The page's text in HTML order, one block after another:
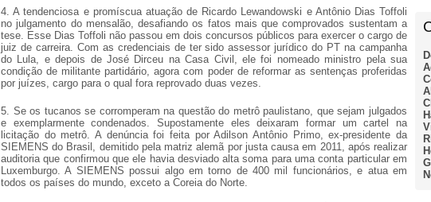
4.A tendenciosa e promíscua atuação de Ricardo Lewandowski e Antônio Dias Toffoli
no julgamento do mensalão, desafiando os fatos mais que comprovados sustentam a
tese. Esse Dias Toffoli não passou em dois concursos públicos para exercer o cargo de
juiz de carreira. Com as credenciais de ter sido assessor jurídico do PT na campanha
do Lula, e depois de José Dirceu na Casa Civil, ele foi nomeado ministro pela sua
condição de militante partidário, agora com poder de reformar as sentenças proferidas
por juízes, cargo para o qual fora reprovado duas vezes.
5. Se os tucanos se corromperam na questão do metrô paulistano, que sejam julgados
e exemplarmente condenados. Supostamente eles deixaram formar um cartel na
licitação do metrô. A denúncia foi feita por Adilson Antônio Primo, ex-presidente da
SIEMENS do Brasil, demitido pela matriz alemã por justa causa em 2011, após realizar
auditoria que confirmou que ele havia desviado alta soma para uma conta particular em
Luxemburgo. A SIEMENS possui algo em torno de 400 mil funcionários, e atua em
todos os países do mundo, exceto a Coreia do Norte.